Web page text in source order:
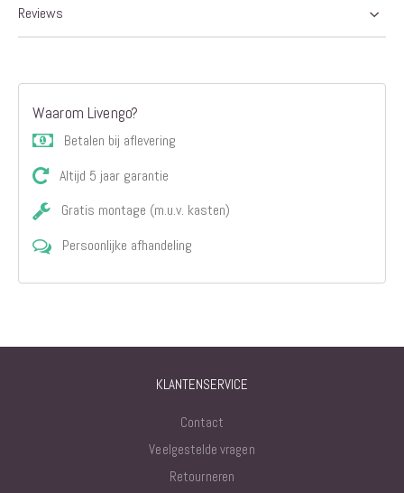
Reviews
Waarom Livengo?
Betalen bij aflevering
Altijd 5 jaar garantie
Gratis montage (m.u.v. kasten)
Persoonlijke afhandeling
KLANTENSERVICE
Contact
Veelgestelde vragen
Retourneren